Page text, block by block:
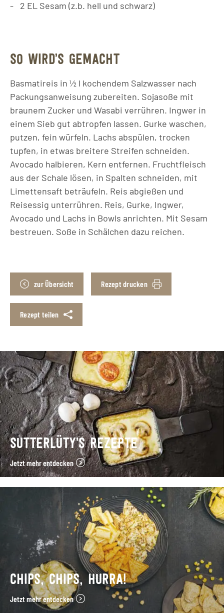
2 EL Sesam (z.b. hell und schwarz)
SO WIRD’S GEMACHT
Basmatireis in 1⁄2 l kochendem Salzwasser nach
Packungsanweisung zubereiten. Sojasoße mit
braunem Zucker und Wasabi verrühren. Ingwer in
einem Sieb gut abtropfen lassen. Gurke waschen,
putzen, fein würfeln. Lachs abspülen, trocken
tupfen, in etwas breitere Streifen schneiden.
Avocado halbieren, Kern entfernen. Fruchtfleisch
aus der Schale lösen, in Spalten schneiden, mit
Limettensaft beträufeln. Reis abgießen und
Reisessig unterrühren. Reis, Gurke, Ingwer,
Avocado und Lachs in Bowls anrichten. Mit ­Sesam
bestreuen. Soße in Schälchen dazu reichen.
zur Übersicht Rezept drucken
Rezept teilen
SUTTERLÜTY’S REZEPTE
Jetzt mehr entdecken
CHIPS, CHIPS, HURRA!
Jetzt mehr entdecken